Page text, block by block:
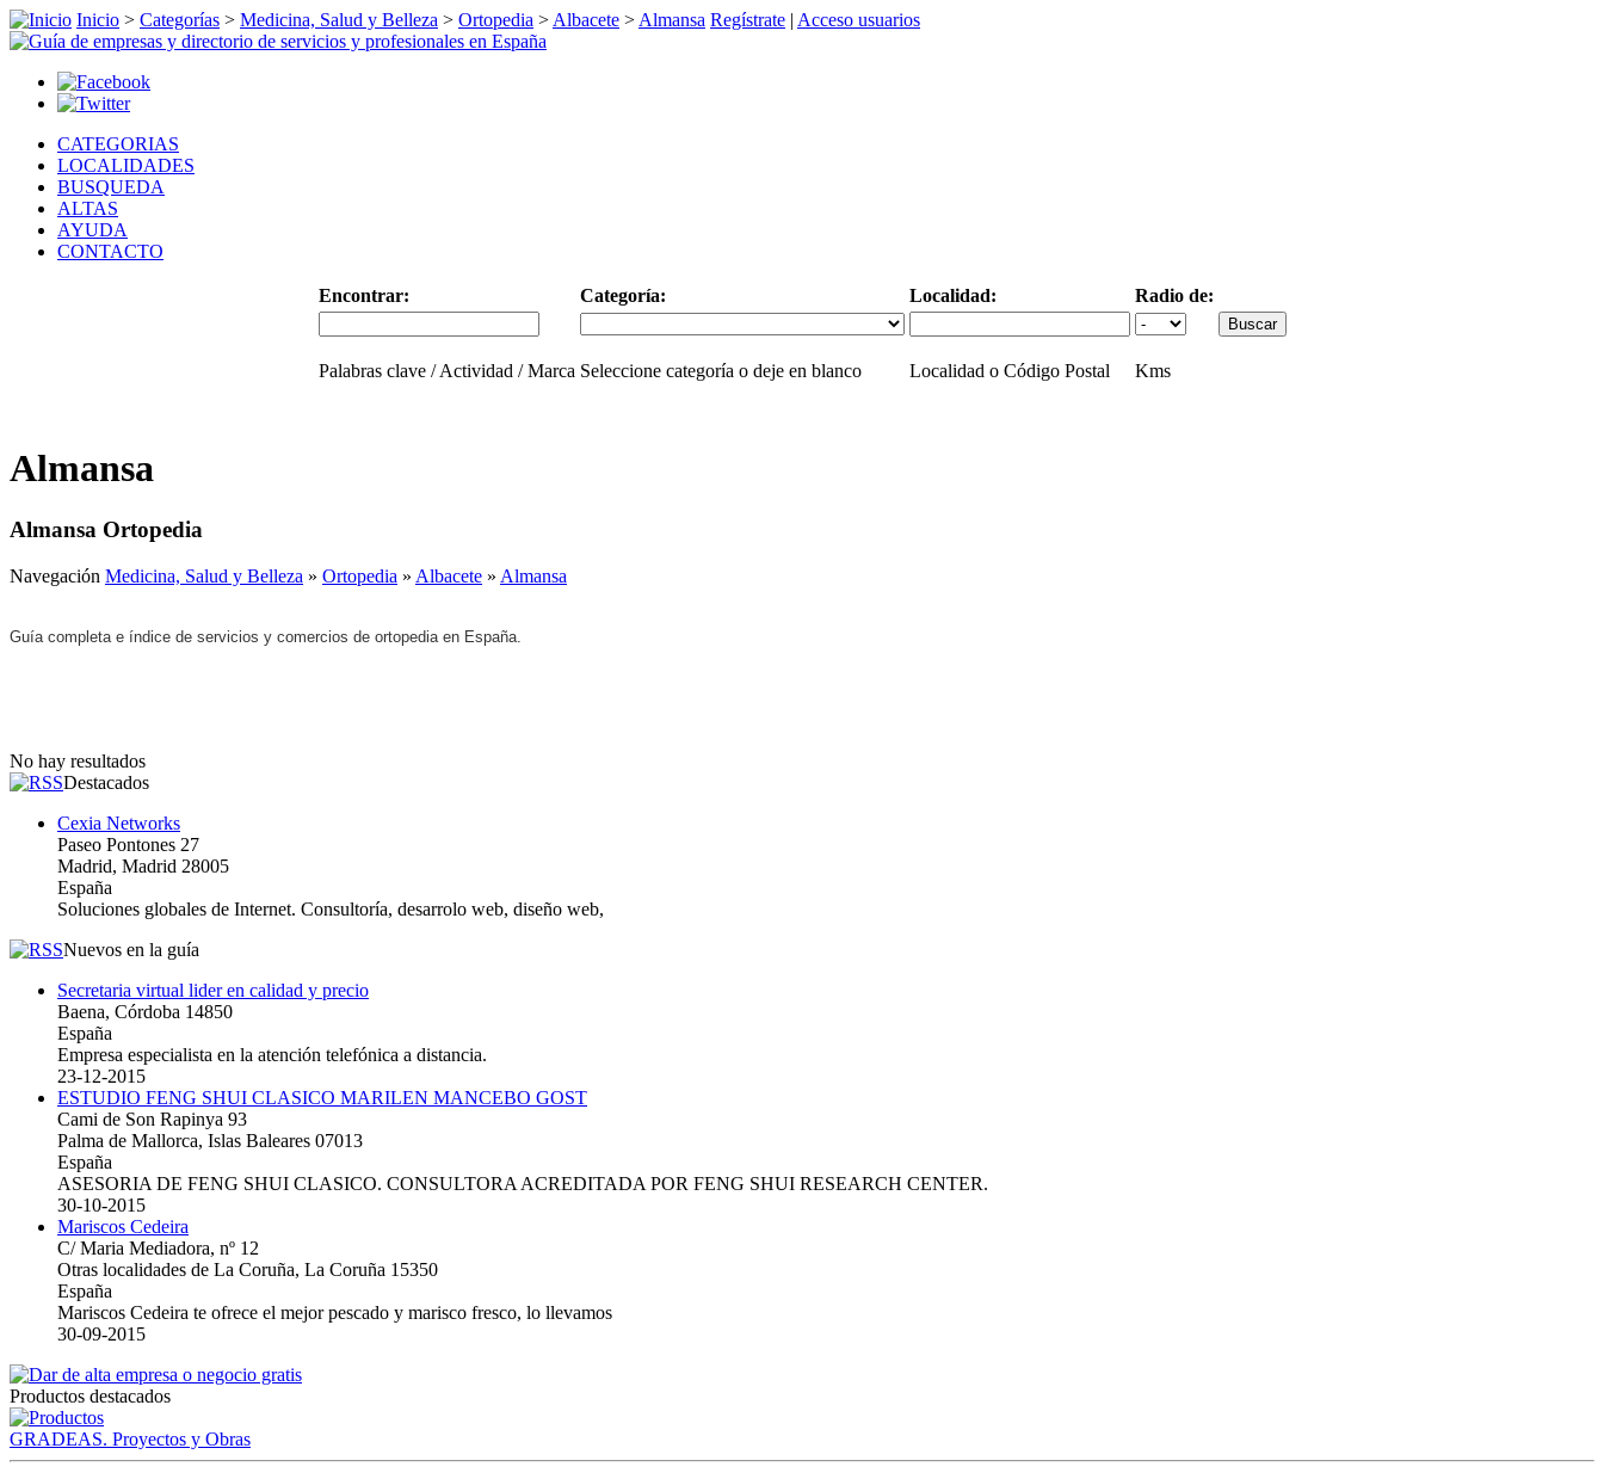
Inicio > Categorías > Medicina, Salud y Belleza > Ortopedia > Albacete > Almansa Regístrate | Acceso usuarios
CATEGORIAS
LOCALIDADES
BUSQUEDA
ALTAS
AYUDA
CONTACTO
Encontrar: Categoría: Localidad: Radio de:
Palabras clave / Actividad / Marca Seleccione categoría o deje en blanco Localidad o Código Postal Kms
Almansa
Almansa Ortopedia
Navegación Medicina, Salud y Belleza » Ortopedia » Albacete » Almansa
Guía completa e índice de servicios y comercios de ortopedia en España.
No hay resultados
Destacados
Cexia Networks
Paseo Pontones 27
Madrid, Madrid 28005
España
Soluciones globales de Internet. Consultoría, desarrolo web, diseño web,
Nuevos en la guía
Secretaria virtual lider en calidad y precio
Baena, Córdoba 14850
España
Empresa especialista en la atención telefónica a distancia.
23-12-2015
ESTUDIO FENG SHUI CLASICO MARILEN MANCEBO GOST
Cami de Son Rapinya 93
Palma de Mallorca, Islas Baleares 07013
España
ASESORIA DE FENG SHUI CLASICO. CONSULTORA ACREDITADA POR FENG SHUI RESEARCH CENTER.
30-10-2015
Mariscos Cedeira
C/ Maria Mediadora, nº 12
Otras localidades de La Coruña, La Coruña 15350
España
Mariscos Cedeira te ofrece el mejor pescado y marisco fresco, lo llevamos
30-09-2015
Productos destacados
GRADEAS. Proyectos y Obras